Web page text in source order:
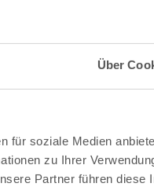
Über
für soziale Medien
zu Ihrer
Partner führen diese